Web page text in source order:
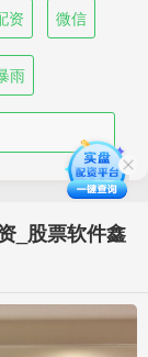
资 微信
雨
_股票软件鑫